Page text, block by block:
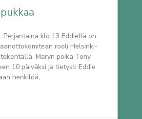
Perjantaina klo 13 Eddiellä on
rooli Helsinki-
Maryn poika Tony
10 päiväksi ja tietysti Eddie
henkilöä,